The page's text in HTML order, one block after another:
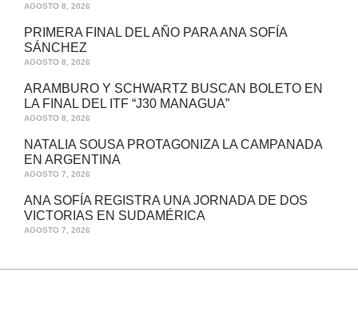
AGOSTO 8, 2026
PRIMERA FINAL DEL AÑO PARA ANA SOFÍA
SÁNCHEZ
AGOSTO 8, 2026
ARAMBURO Y SCHWARTZ BUSCAN BOLETO EN
LA FINAL DEL ITF “J30 MANAGUA”
AGOSTO 8, 2026
NATALIA SOUSA PROTAGONIZA LA CAMPANADA
EN ARGENTINA
AGOSTO 7, 2026
ANA SOFÍA REGISTRA UNA JORNADA DE DOS
VICTORIAS EN SUDAMÉRICA
AGOSTO 7, 2026